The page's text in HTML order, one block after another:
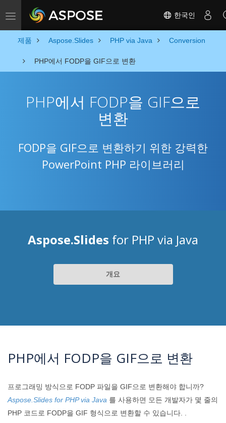
Toggle navigation 한국인
제품 Aspose.Slides PHP via Java Conversion
PHP에서 FODP을 GIF으로 변환
PHP에서 FODP을 GIF으로
변환
FODP을 GIF으로 변환하기 위한 강력한
PowerPoint PHP 라이브러리
Aspose.Slides for PHP via Java
개요
PHP에서 FODP을 GIF으로 변환
프로그래밍 방식으로 FODP 파일을 GIF으로 변환해야 합니까?
Aspose.Slides for PHP via Java 를 사용하면 모든 개발자가 몇 줄의
PHP 코드로 FODP을 GIF 형식으로 변환할 수 있습니다. .